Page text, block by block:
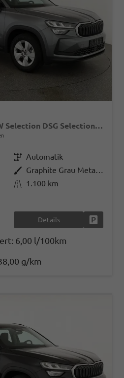
1.5 TSI mHEV 110 kW Selection DSG Selection, AHK, Navi, Side, Kamera, Winter, 4 J.- Garantie
GetriebeAutomatik
Außenfarbe
Graphite Grau Metallic
Kilometerstand 1.100 km
Details
6,00 l/100km
g/km